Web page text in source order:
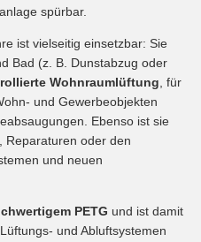
spürbar.
ist vielseitig einsetzbar: Sie
Bad (z. B. Dunstabzug oder
Wohnraumlüftung , für
und Gewerbeobjekten
Ebenso ist sie
Reparaturen oder den
und neuen
PETG und ist damit
und Abluftsystemen